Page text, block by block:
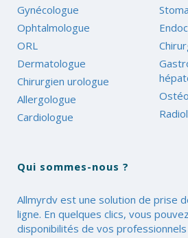
Gynécologue
Ophtalmologue
ORL
Dermatologue
Chirurgien urologue
Allergologue
Cardiologue
Qui sommes-nous ?
Allmyrdv est une solution de prise
ligne. En quelques clics, vous
disponibilités de vos